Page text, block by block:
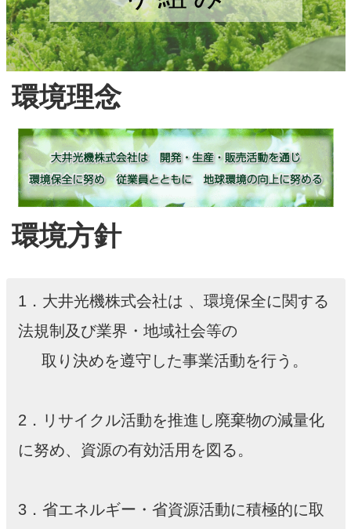
環境理念
環境方針
1．大井光機株式会社は 、環境保全に関する
法規制及び業界・地域社会等の
取り決めを遵守した事業活動を行う。
2．リサイクル活動を推進し廃棄物の減量化
に努め、資源の有効活用を図る。
3．省エネルギー・省資源活動に積極的に取